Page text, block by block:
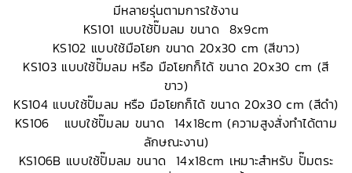
มีหลายรุ่นตามการใช้งาน
KS101 แบบใช้ปั๊มลม ขนาด 8x9cm
KS102 แบบใช้มือโยก ขนาด 20x30 cm (สีขาว)
KS103 แบบใช้ปั๊มลม หรือ มือโยกก็ได้ ขนาด 20x30 cm (สี
ขาว)
KS104 แบบใช้ปั๊มลม หรือ มือโยกก็ได้ ขนาด 20x30 cm (สีดำ)
KS106 แบบใช้ปั๊มลม ขนาด 14x18cm (ความสูงสั่งทำได้ตาม
ลักษณะงาน)
KS106B แบบใช้ปั๊มลม ขนาด 14x18cm เหมาะสำหรับ ปั๊มตระ